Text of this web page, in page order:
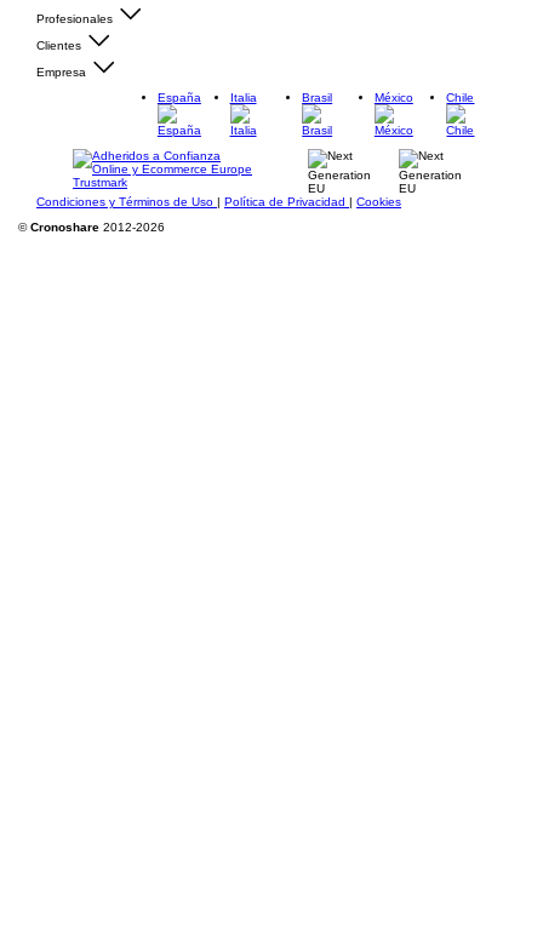
Profesionales
Clientes
Empresa
España
Italia Brasil México Chile
Condiciones y Términos de Uso | Política de Privacidad | Cookies
©Cronoshare 2012-2026